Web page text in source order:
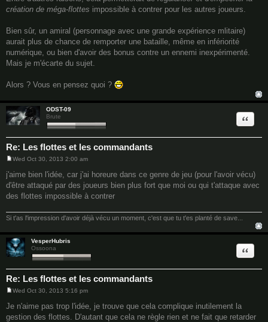
création de méga-flottes impossible à contrer pour les autres joueurs.
Bien sûr, un amiral (personnage avec une grande expérience mlitaire)
aurait plus de chance de remporter une bataille, même en infériorité
numérique, ou bien d'avoir des bonus contre un ennemi inexpérimenté.
Mais je m'écarte du sujet.
Alors ? Vous en pensez quoi ?
ODST-09
Brute
Re: Les flottes et les commandants
Quote
o
s
t
Wed Oct 30, 2013 2:00 am
j'aime bien l'idée, car j'ai horeure dans ce genre de jeu (pour l'avoir vécu)
d'être attaqué par des joueurs bien plus fort que moi ou qui t'attaque avec
des flottes impossible à contrer
Si t'as l'impression d'avoir déjà vécu un moment, c'est que tu t'es planté de save...
VesperHubris
Ossoona
Re: Les flottes et les commandants
Quote
s
t
Wed Oct 30, 2013 5:16 pm
Je n'aime pas trop l'idée, je trouve que cela complique inutilement la
gestion des flottes. D'autant que cela ne règle rien et ne fait que retarder